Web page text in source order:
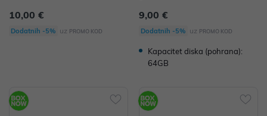
10,00 €
Dodatnih -5% uz PROMO KOD
9,00 €
Dodatnih -5% uz PROMO KOD
Kapacitet diska (pohrana):
64GB